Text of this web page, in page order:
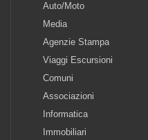
Auto/Moto
Media
Agenzie Stampa
Viaggi Escursioni
Comuni
Associazioni
Informatica
Immobiliari